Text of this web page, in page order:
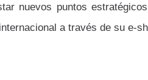
nuevos puntos
a través de su e-